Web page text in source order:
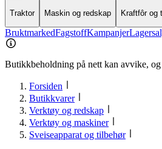
Traktor Maskin og redskap Kraftfôr og
BruktmarkedFagstoffKampanjer
Butikkbeholdning på nett kan avvike,
Forsiden
Butikkvarer
Verktøy og redskap
Verktøy og maskiner
Sveiseapparat og tilbehør